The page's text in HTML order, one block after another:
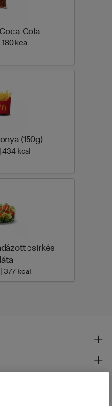
Cola
180 kcal
(150g)
434 kcal
csirkés
377 kcal